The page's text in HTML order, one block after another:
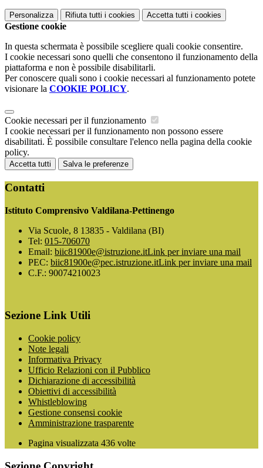
Personalizza Rifiuta tutti i cookies Accetta tutti i cookies
Gestione cookie
In questa schermata è possibile scegliere quali cookie consentire.
I cookie necessari sono quelli che consentono il funzionamento della
piattaforma e non è possibile disabilitarli.
Per conoscere quali sono i cookie necessari al funzionamento potete
visionare la COOKIE POLICY.
Cookie necessari per il funzionamento
I cookie necessari per il funzionamento non possono essere
disabilitati. È possibile consultare l'elenco nella pagina della cookie
policy.
Accetta tutti Salva le preferenze
Contatti
Istituto Comprensivo Valdilana-Pettinengo
Via Scuole, 8 13835 - Valdilana (BI)
Tel: 015-706070
Email: biic81900e@istruzione.itLink per inviare una mail
PEC: biic81900e@pec.istruzione.itLink per inviare una mail
C.F.: 90074210023
Sezione Link Utili
Cookie policy
Note legali
Informativa Privacy
Ufficio Relazioni con il Pubblico
Dichiarazione di accessibilità
Obiettivi di accessibilità
Whistleblowing
Gestione consensi cookie
Amministrazione trasparente
Pagina visualizzata 436 volte